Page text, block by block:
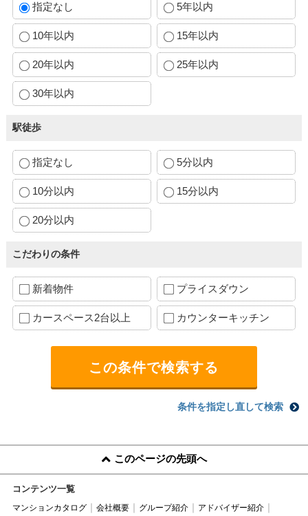
指定なし 5年以内
10年以内 15年以内
20年以内 25年以内
30年以内
駅徒歩
指定なし 5分以内
10分以内 15分以内
20分以内
こだわりの条件
新着物件 プライスダウン
カースペース2台以上 カウンターキッチン
条件を指定し直して検索
このページの先頭へ
コンテンツ一覧
マンションカタログ 会社概要 グループ紹介
アドバイザー紹介